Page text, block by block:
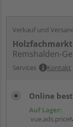
Verkauf und
Remshalden-
Services Kontakt
Online
Auf Lager: